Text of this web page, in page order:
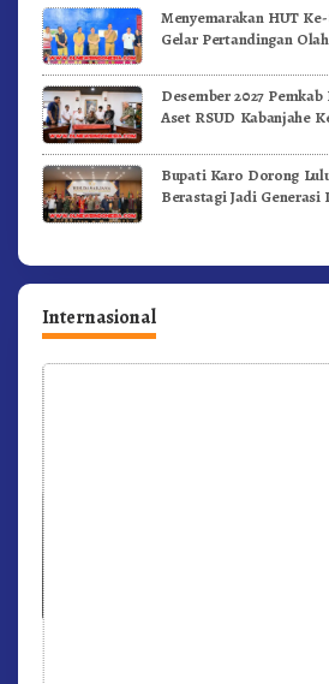
Menyemarakan HUT
Gelar Pertandingan
Desember 2027
Aset RSUD Kabanjahe
Bupati Karo Dorong
Berastagi Jadi Generasi
Internasional